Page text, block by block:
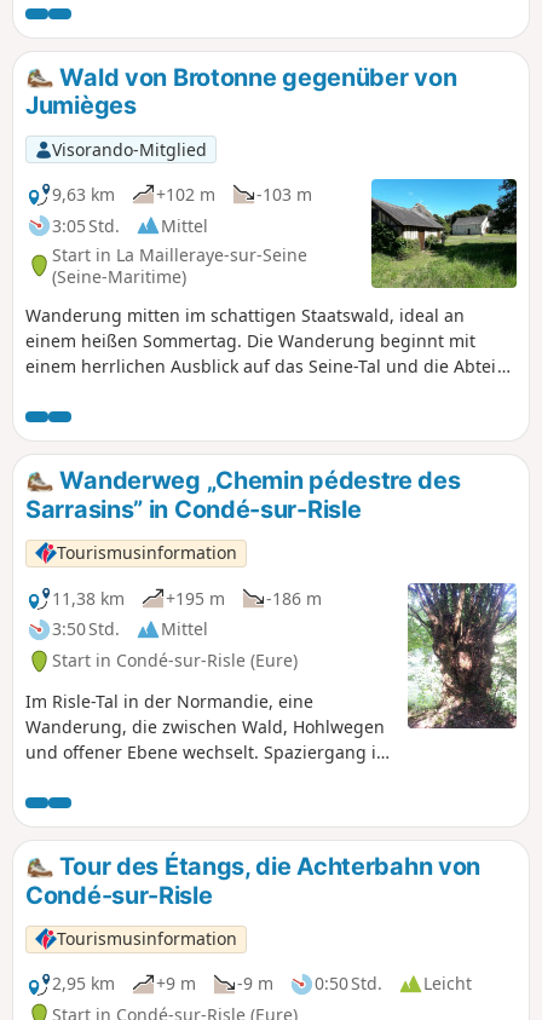
mit etwas Asphalt am Start und bei der Rückkehr. Die
Strecke verläuft hauptsächlich durch den Wald, mit einem
recht anspruchsvollen Anstieg und zwei weiteren, viel
sanfteren Anstiegen.
Wald von Brotonne gegenüber von
Jumièges
Visorando-Mitglied
9,63 km
+102 m
-103 m
3:05 Std.
Mittel
Start in La Mailleraye-sur-Seine
(Seine-Maritime)
Wanderung mitten im schattigen Staatswald, ideal an
einem heißen Sommertag. Die Wanderung beginnt mit
einem herrlichen Ausblick auf das Seine-Tal und die Abtei
bemerkenswerte Bäume.
Wanderweg „Chemin pédestre des
Sarrasins” in Condé-sur-Risle
Tourismusinformation
11,38 km
+195 m
-186 m
3:50 Std.
Mittel
Start in Condé-sur-Risle (Eure)
Im Risle-Tal in der Normandie, eine
Wanderung, die zwischen Wald, Hohlwegen
und offener Ebene wechselt. Spaziergang im
Brunnen inmitten der Natur zu entdecken.
Der Wald ist das dominierende Element, es
gibt zahlreiche Panoramablicke. Die Bocage-
Landschaft ist sehr häufig, viele Bäume
haben eine bemerkenswerte Größe,
insbesondere die Chêne à Leude, die seit
dem Mittelalter dort steht.
Tour des Étangs, die Achterbahn von
Condé-sur-Risle
Tourismusinformation
2,95 km
+9 m -9 m 0:50 Std.
Leicht
Start in Condé-sur-Risle (Eure)